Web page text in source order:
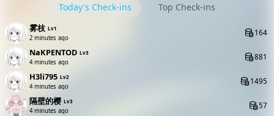
Today's Check-ins Top Check-ins
雾枝 Lv1
2 minutes ago
164
NaKPENTOD Lv3
4 minutes ago
881
H3li795 Lv2
4 minutes ago
1495
隔壁的樱 Lv3
4 minutes ago
57